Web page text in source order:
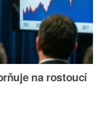
na rostoucí